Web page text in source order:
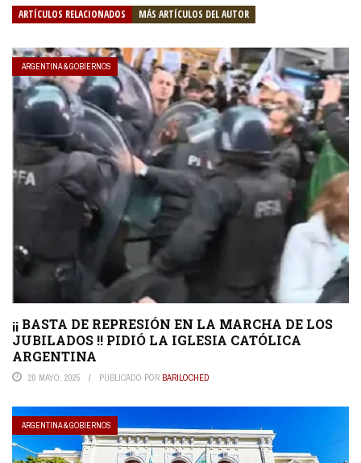
ARTÍCULOS RELACIONADOS MÁS ARTÍCULOS DEL AUTOR
ARGENTINA & GOBIERNOS
¡¡ BASTA DE REPRESIÓN EN LA MARCHA DE LOS
JUBILADOS !! PIDIÓ LA IGLESIA CATÓLICA
ARGENTINA
20 MAYO, 2025 PUBLICADO POR BARILOCHED
ARGENTINA & GOBIERNOS